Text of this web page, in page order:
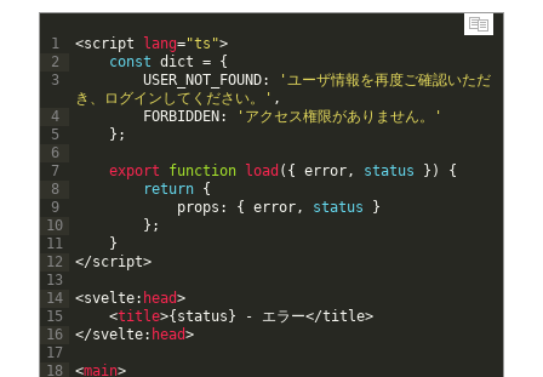
1
2
3
4
5
6
7
8
9
10
11
12
13
14
15
16
17
18
<script lang="ts">
const dict = {
USER_NOT_FOUND:
'ユーザ情報を再度ご確認いただ
き、ログインしてください。' ,
FORBIDDEN :
'アクセス権限がありません。'
} ;
export function load ( { error, status } )
{
return {
props : { error, status
}
} ;
}
</script>
<svelte: head>
<title>{ status } - エラー</title>
</svelte: head>
<main>